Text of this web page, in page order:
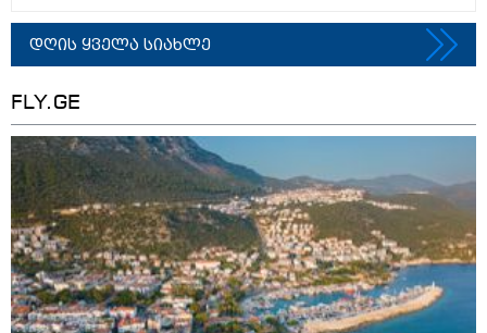
მკითხველის რჩევით
დღის ყველა სიახლე
FLY.GE